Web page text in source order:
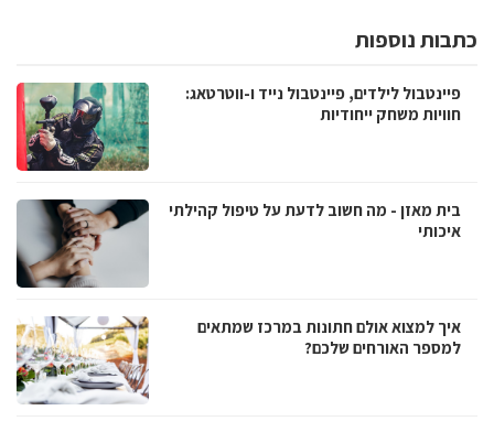
כתבות נוספות
פיינטבול לילדים, פיינטבול נייד ו-ווטרטאג:
חוויות משחק ייחודיות
בית מאזן - מה חשוב לדעת על טיפול קהילתי
איכותי
איך למצוא אולם חתונות במרכז שמתאים
למספר האורחים שלכם?